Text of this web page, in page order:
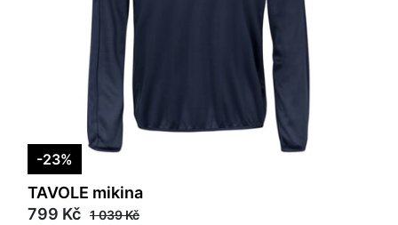
-23%
TAVOLE mikina
799 Kč 1 039 Kč